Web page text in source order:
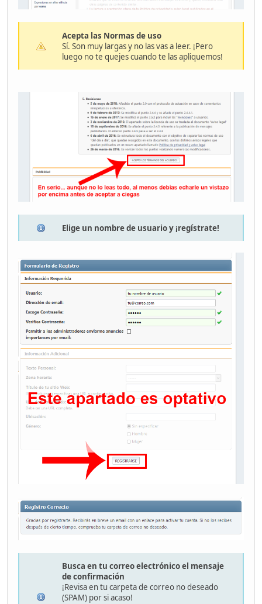
Acepta las Normas de uso
Sí. Son muy largas y no las vas a leer. ¡Pero
luego no te quejes cuando te las apliquemos!
Elige un nombre de usuario y ¡regístrate!
Busca en tu correo electrónico el mensaje
de confirmación
¡Revisa en tu carpeta de correo no deseado
(SPAM) por si acaso!